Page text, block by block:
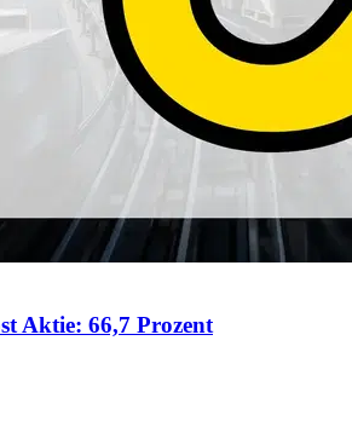
Aktie: 66,7 Prozent